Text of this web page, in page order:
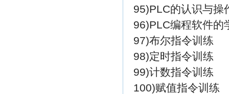
95)PLC的认识与操
96)PLC编程软件的
97)布尔指令训练
98)定时指令训练
99)计数指令训练
100)赋值指令训练